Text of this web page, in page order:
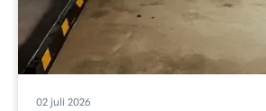
02 juli 2026